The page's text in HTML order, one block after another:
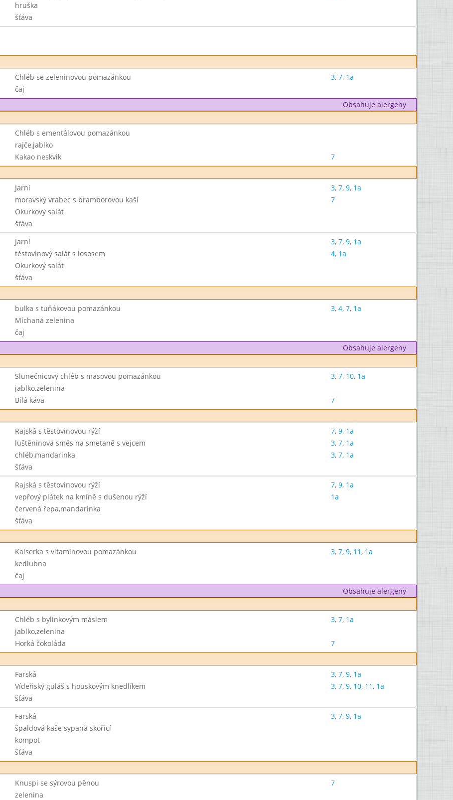
hruška
šťáva
Chléb se zeleninovou pomazánkou 3, 7, 1a
čaj
Obsahuje alergeny
Chléb s ementálovou pomazánkou
rajče,jablko
Kakao neskvik
7
Jarní 3, 7, 9, 1a
moravský vrabec s bramborovou kaší
7
Okurkový salát
šťáva
Jarní 3, 7, 9, 1a
těstovinový salát s lososem 4, 1a
Okurkový salát
šťáva
bulka s tuňákovou pomazánkou 3, 4, 7, 1a
Míchaná zelenina
čaj
Obsahuje alergeny
Slunečnicový chléb s masovou pomazánkou 3, 7, 10, 1a
jablko,zelenina
Bílá káva
7
Rajská s těstovinovou rýží 7, 9, 1a
luštěninová směs na smetaně s vejcem 3, 7, 1a
chléb,mandarinka 3, 7, 1a
šťáva
Rajská s těstovinovou rýží 7, 9, 1a
vepřový plátek na kmíně s dušenou rýží
1a
červená řepa,mandarinka
šťáva
Kaiserka s vitamínovou pomazánkou 3, 7, 9, 11, 1a
kedlubna
čaj
Obsahuje alergeny
Chléb s bylinkovým máslem 3, 7, 1a
jablko,zelenina
Horká čokoláda
7
Farská 3, 7, 9, 1a
Vídeňský guláš s houskovým knedlíkem 3, 7, 9, 10, 11, 1a
šťáva
Farská 3, 7, 9, 1a
špaldová kaše sypaná skořicí
kompot
šťáva
Knuspi se sýrovou pěnou
7
zelenina